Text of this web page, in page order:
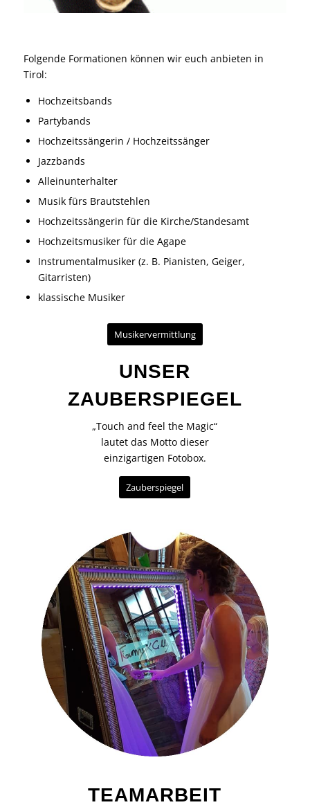
Folgende Formationen können wir euch anbieten in
Tirol:
Hochzeitsbands
Partybands
Hochzeitssängerin / Hochzeitssänger
Jazzbands
Alleinunterhalter
Musik fürs Brautstehlen
Hochzeitssängerin für die Kirche/Standesamt
Hochzeitsmusiker für die Agape
Instrumentalmusiker (z. B. Pianisten, Geiger,
Gitarristen)
klassische Musiker
Musikervermittlung
UNSER
ZAUBERSPIEGEL
„Touch and feel the Magic“
lautet das Motto dieser
einzigartigen Fotobox.
Zauberspiegel
TEAMARBEIT